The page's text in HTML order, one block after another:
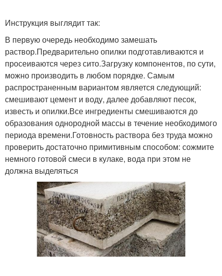
Инструкция выглядит так:
В первую очередь необходимо замешать
раствор.Предварительно опилки подготавливаются и
просеиваются через сито.Загрузку компонентов, по сути,
можно производить в любом порядке. Самым
распространенным вариантом является следующий:
смешивают цемент и воду, далее добавляют песок,
известь и опилки.Все ингредиенты смешиваются до
образования однородной массы в течение необходимого
периода времени.Готовность раствора без труда можно
проверить достаточно примитивным способом: сожмите
немного готовой смеси в кулаке, вода при этом не
должна выделяться